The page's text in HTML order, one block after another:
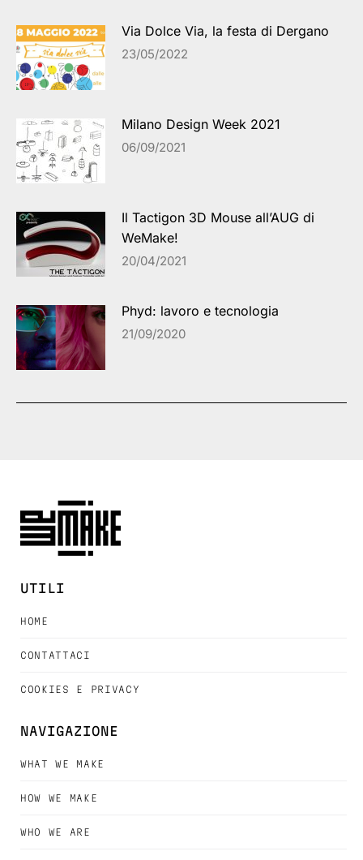
Via Dolce Via, la festa di Dergano
23/05/2022
Milano Design Week 2021
06/09/2021
Il Tactigon 3D Mouse all’AUG di
WeMake!
20/04/2021
Phyd: lavoro e tecnologia
21/09/2020
UTILI
HOME
CONTATTACI
COOKIES E PRIVACY
NAVIGAZIONE
WHAT WE MAKE
HOW WE MAKE
WHO WE ARE